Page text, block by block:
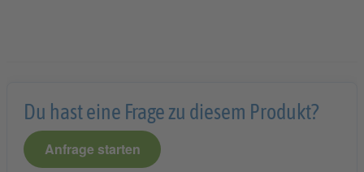
Du hast eine Frage zu diesem Produkt?
Anfrage starten